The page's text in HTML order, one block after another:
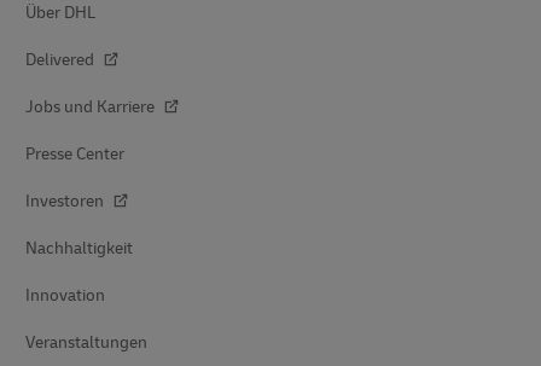
Über DHL
Delivered
Jobs und Karriere
Presse Center
Investoren
Nachhaltigkeit
Innovation
Veranstaltungen